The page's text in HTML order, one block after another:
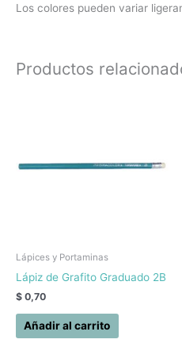
Los colores pueden variar
Productos
Lápices y Portaminas
Lápiz de Grafito Graduado 2B
$ 0,70
Añadir al carrito